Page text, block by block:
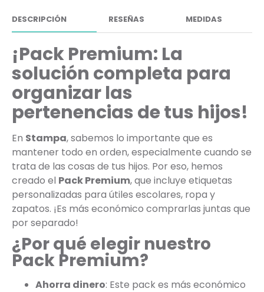
DESCRIPCIÓN RESEÑAS MEDIDAS
¡Pack Premium: La
solución completa para
organizar las
pertenencias de tus hijos!
En Stampa, sabemos lo importante que es
mantener todo en orden, especialmente cuando se
trata de las cosas de tus hijos. Por eso, hemos
creado el Pack Premium, que incluye etiquetas
personalizadas para útiles escolares, ropa y
zapatos. ¡Es más económico comprarlas juntas que
por separado!
¿Por qué elegir nuestro
Pack Premium?
Ahorra dinero: Este pack es más económico